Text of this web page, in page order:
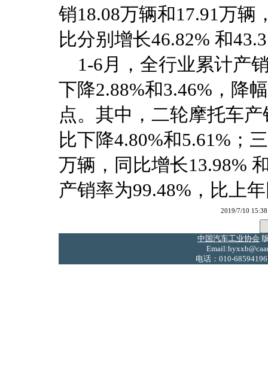
销18.08万辆和17.91万
比分别增长46.82% 和
1-6月，全行业累计产
下降2.88%和3.46%，降
点。其中，二轮摩托车
比下降4.80%和5.61%；
万辆，同比增长13.98%
产销率为99.48%，比上
2019/7/10
中国汽车工业协会
电话：010-